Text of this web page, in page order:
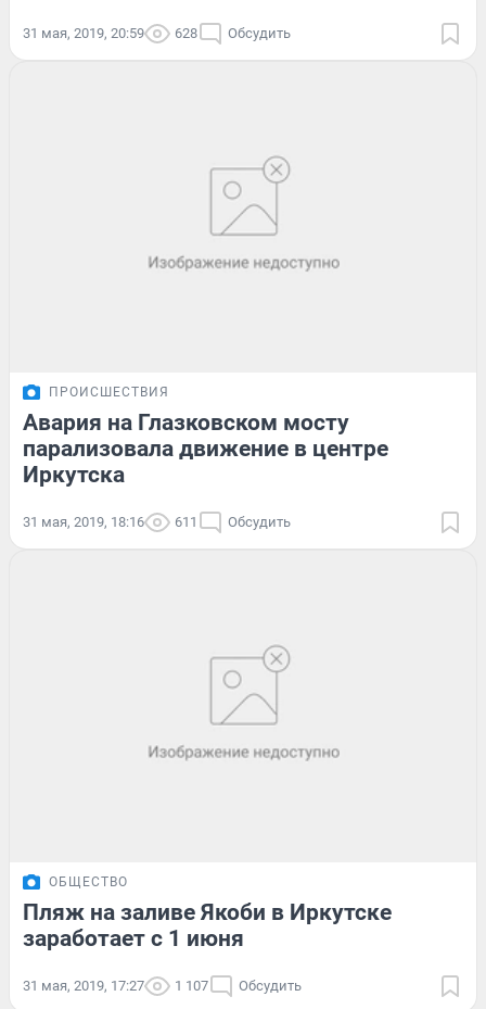
31 мая, 2019, 20:59 628 Обсудить
ПРОИСШЕСТВИЯ
Авария на Глазковском мосту
парализовала движение в центре
Иркутска
31 мая, 2019, 18:16 611 Обсудить
ОБЩЕСТВО
Пляж на заливе Якоби в Иркутске
заработает с 1 июня
31 мая, 2019, 17:27 1 107 Обсудить